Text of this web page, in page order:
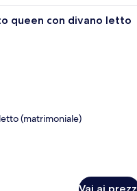
Una camera d'albergo con un
queen con divano letto
(matrimoniale)